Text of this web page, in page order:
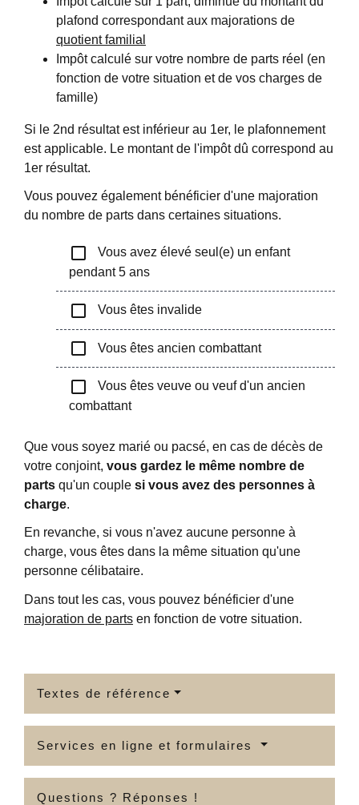
plafond correspondant aux majorations de
quotient familial
Impôt calculé sur votre nombre de parts réel (en
fonction de votre situation et de vos charges de
famille)
Si le 2nd résultat est inférieur au 1er, le plafonnement
est applicable. Le montant de l'impôt dû correspond au
1er résultat.
Vous pouvez également bénéficier d'une majoration
du nombre de parts dans certaines situations.
check_box_outline_blank
Vous avez élevé seul(e) un enfant
pendant 5 ans
check_box_outline_blank Vous êtes invalide
check_box_outline_blank Vous êtes ancien combattant
check_box_outline_blank
Vous êtes veuve ou veuf d'un ancien
combattant
Que vous soyez marié ou pacsé, en cas de décès de
votre conjoint, vous gardez le même nombre de
parts qu'un couple si vous avez des personnes à
charge.
En revanche, si vous n'avez aucune personne à
charge, vous êtes dans la même situation qu'une
personne célibataire.
Dans tout les cas, vous pouvez bénéficier d'une
majoration de parts en fonction de votre situation.
Textes de référence
Services en ligne et formulaires
Questions ? Réponses !